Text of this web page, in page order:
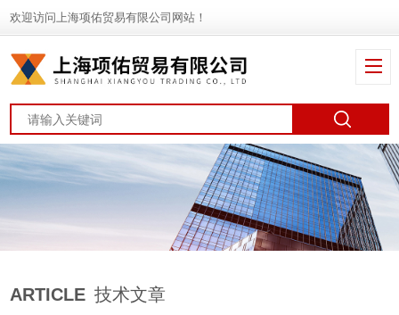
欢迎访问上海项佑贸易有限公司网站！
ARTICLE 技术文章